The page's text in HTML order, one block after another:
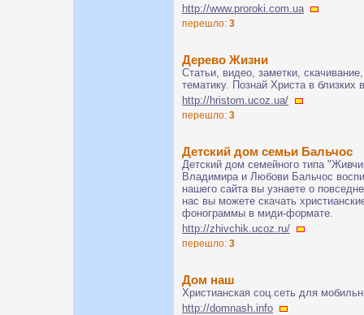
http://www.proroki.com.ua
перешло: 3
Дерево Жизни
Статьи, видео, заметки,
тематику. Познай Христа в близких
http://hristom.ucoz.ua/
перешло: 3
Детский дом семьи Бальчос
Детский дом семейного типа
Владимира и Любови Бальчос
нашего сайта вы узнаете о
нас вы можете скачать
фонограммы в миди-формате.
http://zhivchik.ucoz.ru/
перешло: 3
Дом наш
Христианская соц.сеть для
http://domnash.info